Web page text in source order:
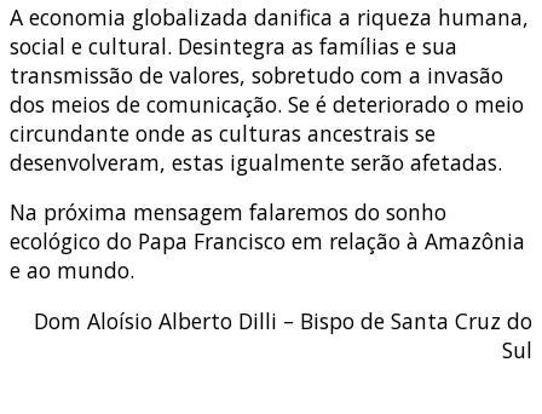
A economia globalizada danifica a riqueza humana,
social e cultural. Desintegra as famílias e sua
transmissão de valores, sobretudo com a invasão
dos meios de comunicação. Se é deteriorado o meio
circundante onde as culturas ancestrais se
desenvolveram, estas igualmente serão afetadas.
Na próxima mensagem falaremos do sonho
ecológico do Papa Francisco em relação à Amazônia
e ao mundo.
Dom Aloísio Alberto Dilli – Bispo de Santa Cruz do
Sul